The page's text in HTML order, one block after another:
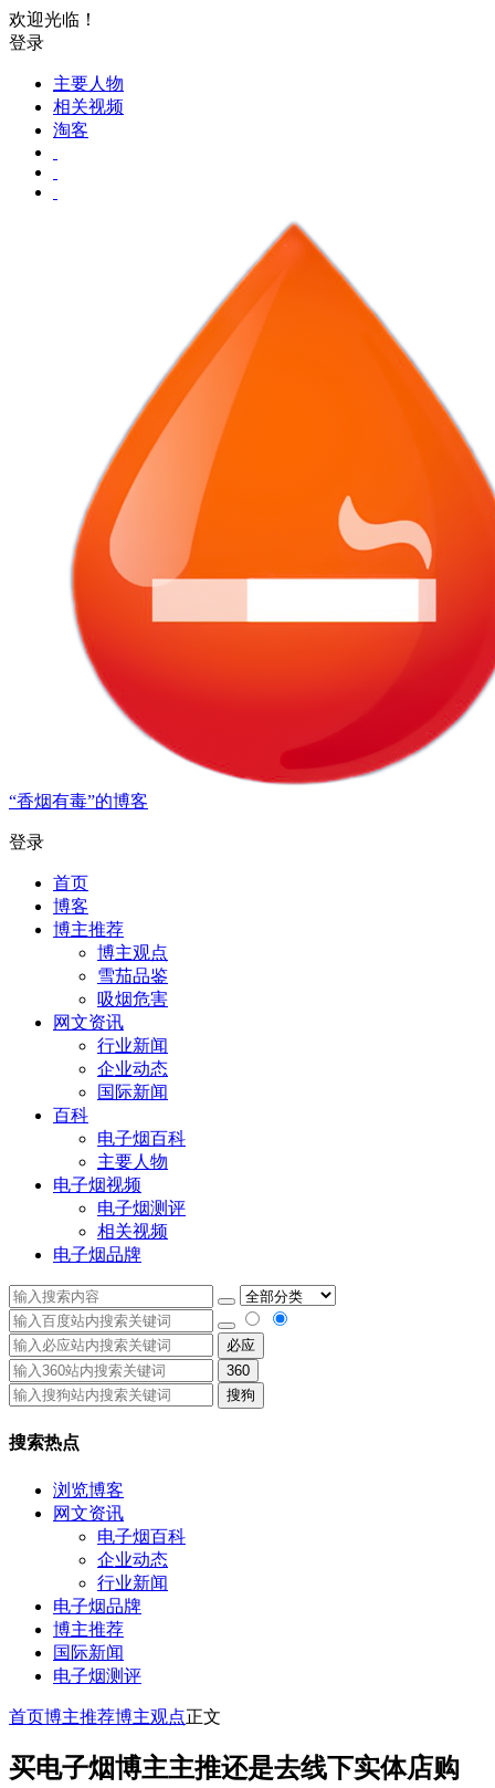
欢迎光临！
登录
主要人物
相关视频
淘客
“香烟有毒”的博客
登录
首页
博客
博主推荐
博主观点
雪茄品鉴
吸烟危害
网文资讯
行业新闻
企业动态
国际新闻
百科
电子烟百科
主要人物
电子烟视频
电子烟测评
相关视频
电子烟品牌
必应
360
搜狗
搜索热点
浏览博客
网文资讯
电子烟百科
企业动态
行业新闻
电子烟品牌
博主推荐
国际新闻
电子烟测评
首页博主推荐博主观点正文
买电子烟博主主推还是去线下实体店购